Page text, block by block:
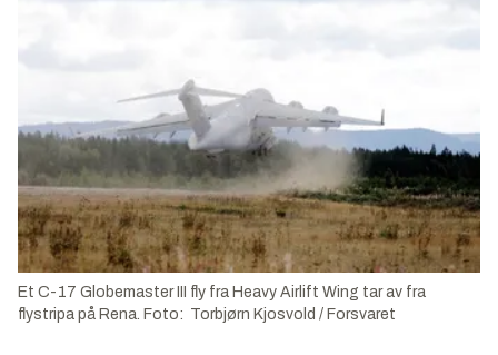
Et C-17 Globemaster III fly fra Heavy Airlift Wing tar av fra
flystripa på Rena. Foto: Torbjørn Kjosvold / Forsvaret